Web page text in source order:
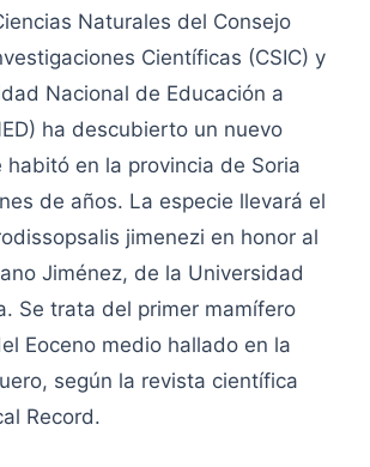
Naturales del Consejo
Científicas (CSIC) y
Nacional de Educación a
ha descubierto un nuevo
habitó en la provincia de Soria
de años. La especie llevará el
jimenezi en honor al
Jiménez, de la Universidad
Se trata del primer mamífero
Eoceno medio hallado en la
según la revista científica
Record.